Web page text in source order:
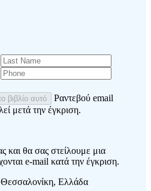
βιβλίο αυτό
Ραντεβού email
μετά την έγκριση.
και θα σας στείλουμε μια
e-mail κατά την έγκριση.
Ελλάδα